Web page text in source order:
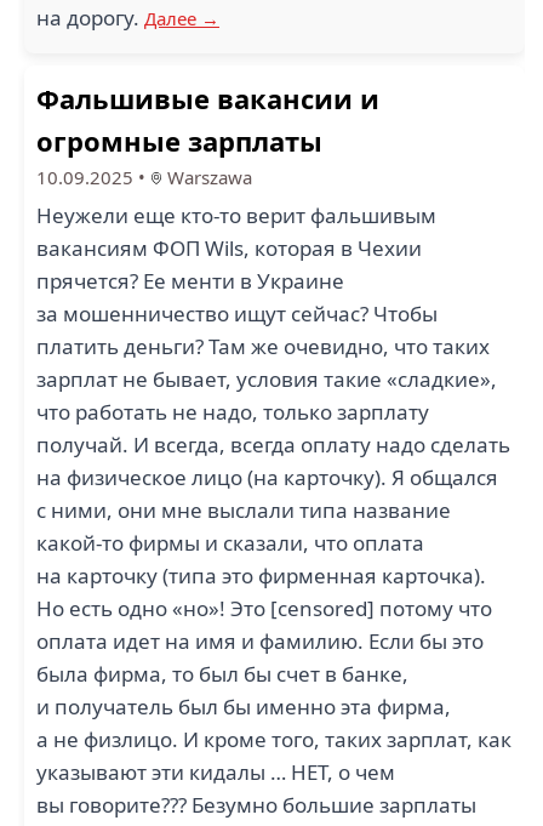
на дорогу. Далее →
Фальшивые вакансии и
огромные зарплаты
10.09.2025 • Warszawa
Неужели еще кто-то верит фальшивым
вакансиям ФОП Wils, которая в Чехии
прячется? Ее менти в Украине
за мошенничество ищут сейчас? Чтобы
платить деньги? Там же очевидно, что таких
зарплат не бывает, условия такие «сладкие»,
что работать не надо, только зарплату
получай. И всегда, всегда оплату надо сделать
на физическое лицо (на карточку). Я общался
с ними, они мне выслали типа название
какой-то фирмы и сказали, что оплата
на карточку (типа это фирменная карточка).
Но есть одно «но»! Это [censored] потому что
оплата идет на имя и фамилию. Если бы это
была фирма, то был бы счет в банке,
и получатель был бы именно эта фирма,
а не физлицо. И кроме того, таких зарплат, как
указывают эти кидалы … НЕТ, о чем
вы говорите??? Безумно большие зарплаты